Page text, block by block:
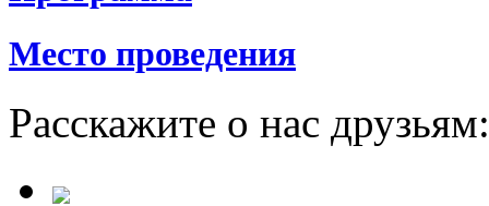
Место проведения
Расскажите о нас друзьям: